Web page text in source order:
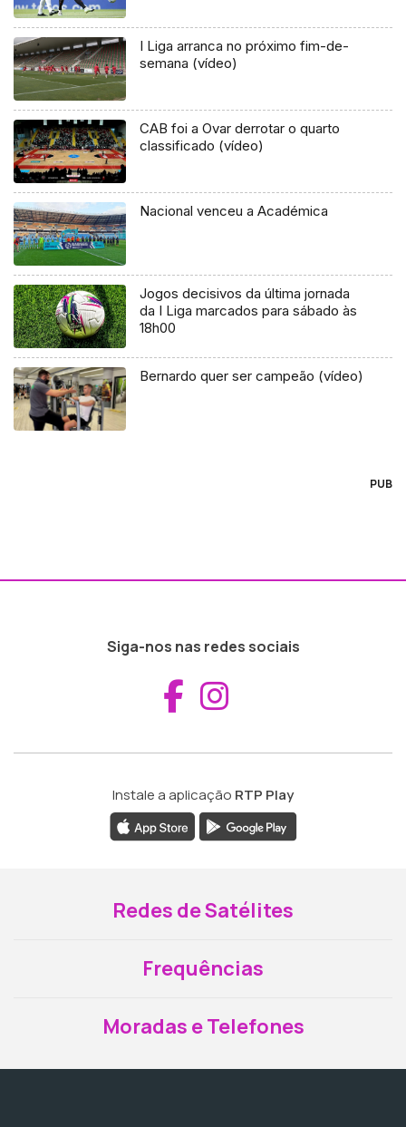
I Liga arranca no próximo fim-de-
semana (vídeo)
CAB foi a Ovar derrotar o quarto
classificado (vídeo)
Nacional venceu a Académica
Jogos decisivos da última jornada
da I Liga marcados para sábado às
18h00
Bernardo quer ser campeão (vídeo)
PUB
Siga-nos nas redes sociais
Aceder ao
Instale a aplicação RTP Play
Redes de Satélites
Frequências
Moradas e Telefones